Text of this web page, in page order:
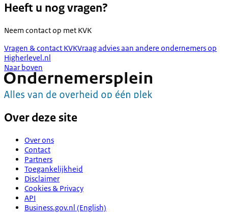
Heeft u nog vragen?
Neem contact op met KVK
Vragen & contact KVKVraag advies aan andere ondernemers op
Higherlevel.nl
Naar boven
Over deze site
Over ons
Contact
Partners
Toegankelijkheid
Disclaimer
Cookies & Privacy
API
Business.gov.nl (English)